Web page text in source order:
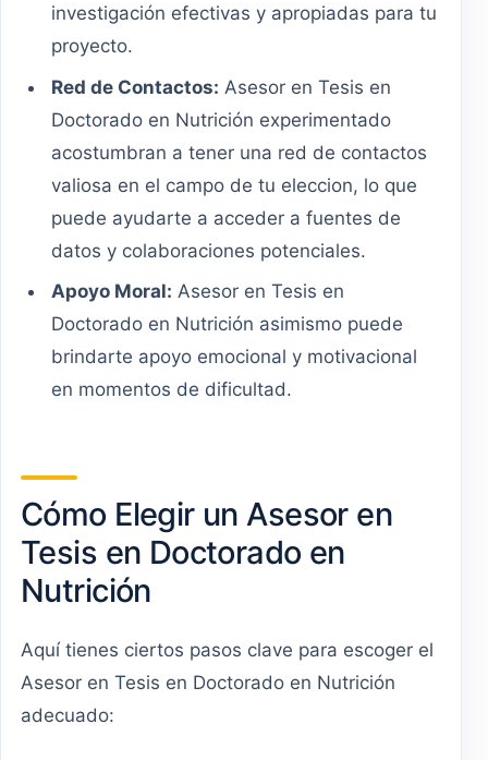
investigación efectivas y apropiadas para tu
proyecto.
Red de Contactos: Asesor en Tesis en
Doctorado en Nutrición experimentado
acostumbran a tener una red de contactos
valiosa en el campo de tu eleccion, lo que
puede ayudarte a acceder a fuentes de
datos y colaboraciones potenciales.
Apoyo Moral: Asesor en Tesis en
Doctorado en Nutrición asimismo puede
brindarte apoyo emocional y motivacional
en momentos de dificultad.
Cómo Elegir un Asesor en
Tesis en Doctorado en
Nutrición
Aquí tienes ciertos pasos clave para escoger el
Asesor en Tesis en Doctorado en Nutrición
adecuado: